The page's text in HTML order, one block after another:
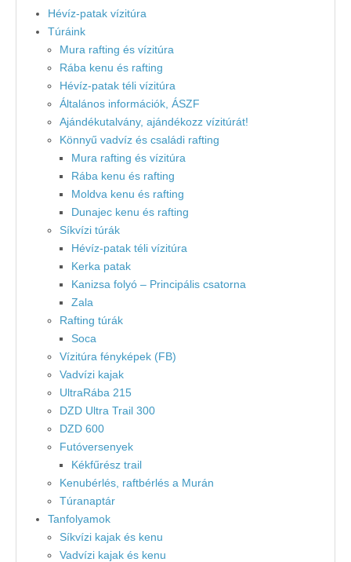
Hévíz-patak vízitúra
Túráink
Mura rafting és vízitúra
Rába kenu és rafting
Hévíz-patak téli vízitúra
Általános információk, ÁSZF
Ajándékutalvány, ajándékozz vízitúrát!
Könnyű vadvíz és családi rafting
Mura rafting és vízitúra
Rába kenu és rafting
Moldva kenu és rafting
Dunajec kenu és rafting
Síkvízi túrák
Hévíz-patak téli vízitúra
Kerka patak
Kanizsa folyó – Principális csatorna
Zala
Rafting túrák
Soca
Vízitúra fényképek (FB)
Vadvízi kajak
UltraRába 215
DZD Ultra Trail 300
DZD 600
Futóversenyek
Kékfűrész trail
Kenubérlés, raftbérlés a Murán
Túranaptár
Tanfolyamok
Síkvízi kajak és kenu
Vadvízi kajak és kenu